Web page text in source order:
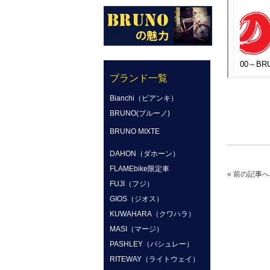
ブランド一覧
Bianchi（ビアンキ）
BRUNO(ブルーノ)
BRUNO MIXTE
DAHON（ダホーン）
FLAMEbike限定車
FUJI（フジ）
GIOS（ジオス）
KUWAHARA（クワハラ）
MASI（マージ）
PASHLEY（パシュレー）
RITEWAY（ライトウェイ）
« 前の記事へ